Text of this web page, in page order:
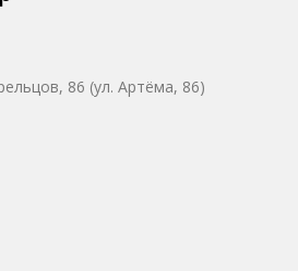
86 (ул. Артёма, 86)